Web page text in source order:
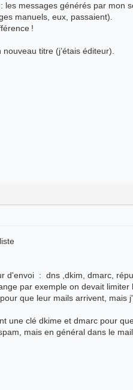
les messages générés par
manuels, eux, passaient).
!
titre (j’étais éditeur).
d'envoi : dns ,dkim, dmarc,
par exemple on devait
que leur mails arrivent,
une clé dkime et dmarc pour
mais en général dans le